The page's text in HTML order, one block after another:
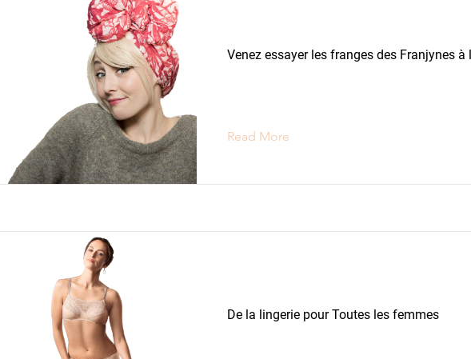
Venez essayer les franges des Franjynes à
Read More
De la lingerie pour Toutes les femmes